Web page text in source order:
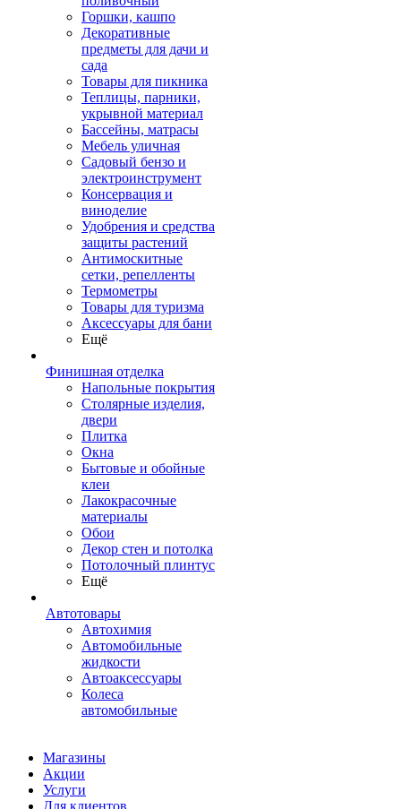
Горшки, кашпо
Декоративные
предметы для дачи и
сада
Товары для пикника
Теплицы, парники,
укрывной материал
Бассейны, матрасы
Мебель уличная
Садовый бензо и
электроинструмент
Консервация и
виноделие
Удобрения и средства
защиты растений
Антимоскитные
сетки, репелленты
Термометры
Товары для туризма
Аксессуары для бани
Ещё
Финишная отделка
Напольные покрытия
Столярные изделия,
двери
Плитка
Окна
Бытовые и обойные
клеи
Лакокрасочные
материалы
Обои
Декор стен и потолка
Потолочный плинтус
Ещё
Автотовары
Автохимия
Автомобильные
жидкости
Автоаксессуары
Колеса
автомобильные
Магазины
Акции
Услуги
Для клиентов